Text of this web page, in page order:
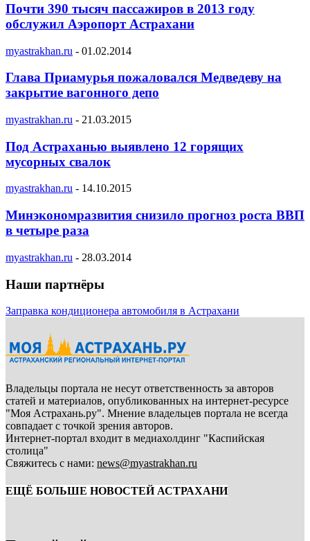
Почти 390 тысяч пассажиров в 2013 году
обслужил Аэропорт Астрахани
myastrakhan.ru - 01.02.2014
Глава Приамурья пожаловался Медведеву на
закрытие вагонного депо
myastrakhan.ru - 21.03.2015
Под Астраханью выявлено 12 горящих
мусорных свалок
myastrakhan.ru - 14.10.2015
Минэкономразвития снизило прогноз роста ВВП
в четыре раза
myastrakhan.ru - 28.03.2014
Наши партнёры
Заправка кондиционера автомобиля в Астрахани
Владельцы портала не несут ответственность за авторов
статей и материалов, опубликованных на интернет-ресурсе
"Моя Астрахань.ру". Мнение владельцев портала не всегда
совпадает с точкой зрения авторов.
Интернет-портал входит в медиахолдинг "Каспийская
столица"
Свяжитесь с нами: news@myastrakhan.ru
ЕЩЁ БОЛЬШЕ НОВОСТЕЙ АСТРАХАНИ